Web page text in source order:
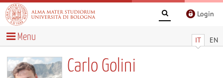
Login
IT EN
Menu
Carlo Golini